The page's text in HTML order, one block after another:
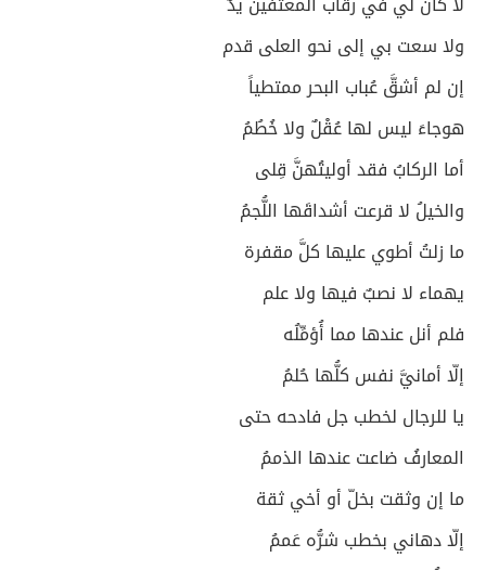
ولا سعت بي إلى نحو العلى قدم
إن لم أشقَّ عُباب البحر ممتطياً
هوجاءَ ليس لها عُقْلٌ ولا خُطُمُ
أما الركابُ فقد أوليتُهنَّ قِلى
والخيلُ لا قرعت أشداقَها اللُّجمُ
ما زلتُ أطوي عليها كلَّ مقفرة
يهماء لا نصبٌ فيها ولا علم
فلم أنل عندها مما أُؤمِّلُه
إلّا أمانيَّ نفس كلُّها حُلمُ
يا للرجال لخطب جل فادحه حتى
المعارفُ ضاعت عندها الذممُ
ما إن وثقت بخلّ أو أخي ثقة
إلّا دهاني بخطب شرُّه عَممُ